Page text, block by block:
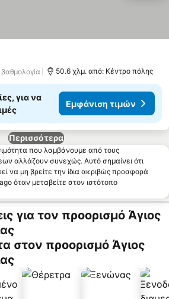
50.6 χλμ. από: Κέντρο πόλης
για να
Εμφάνιση τιμών
Περισσότερα
που λαμβάνουμε από τους
αλλάζουν συνεχώς. Αυτό σημαίνει ότι
να μη βρείτε την ίδια ακριβώς προσφορά
όταν μεταβείτε στον ιστότοπο
για τον προορισμό Άγιος
στον προορισμό Άγιος